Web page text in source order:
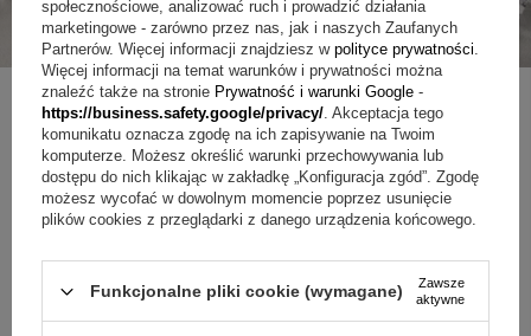
ZAPYTAJ O PRODUKT
Jeżeli powyższy opis jest dla Ciebie niewystarczający, prześlij nam
szybko jak tylko będzie to możliwe.Dane są przetwarzane zgodnie z
polityką prywatności
. Przesyłając je, akceptujesz jej postanowienia.
społecznościowe, analizować ruch i prowadzić działania
marketingowe - zarówno przez nas, jak i naszych Zaufanych
Partnerów. Więcej informacji znajdziesz w polityce prywatności.
Więcej informacji na temat warunków i prywatności można
znaleźć także na stronie Prywatność i warunki Google -
https://business.safety.google/privacy/. Akceptacja tego
komunikatu oznacza zgodę na ich zapisywanie na Twoim
komputerze. Możesz określić warunki przechowywania lub
dostępu do nich klikając w zakładkę „Konfiguracja zgód”. Zgodę
możesz wycofać w dowolnym momencie poprzez usunięcie
plików cookies z przeglądarki z danego urządzenia końcowego.
Funkcjonalne pliki cookie (wymagane)
Zawsze
aktywne